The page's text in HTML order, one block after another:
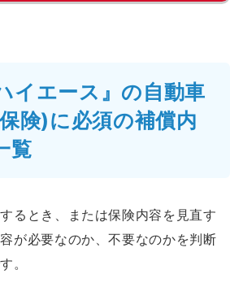
イエース』の自動車
険)に必須の補償内
覧
るとき、または保険内容を見直す
が必要なのか、不要なのかを判断
。